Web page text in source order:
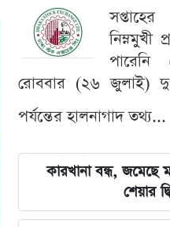
নিম্নমুখী
পারেনি
রোববার (২৬ জুলাই)
পর্যন্তের হালনাগাদ তথ্য...
কারখানা বন্ধ, জমেছে
শেয়ার